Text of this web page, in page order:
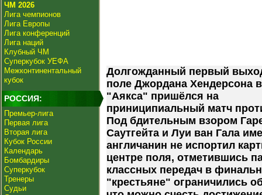
ЧМ 2026
Лига чемпионов
Лига Европы
Лига конференций
Лига наций
Клубный ЧМ
Суперкубок УЕФА
Межконтинентальный
кубок
РОССИЯ:
Премьер-лига
Первая лига
Вторая лига
Кубок России
Календарь
Бомбардиры
Суперкубок
Тренеры
Судьи
Долгожданный первый
поле Джордана Хендерсона
"Аякса" пришёлся на
приниципиальный матч
Под бдительным взором
Саутгейта и Луи ван Гала
англичанин не испортил
центре поля, отметившись
классных передач в
"крестьяне" ограничились